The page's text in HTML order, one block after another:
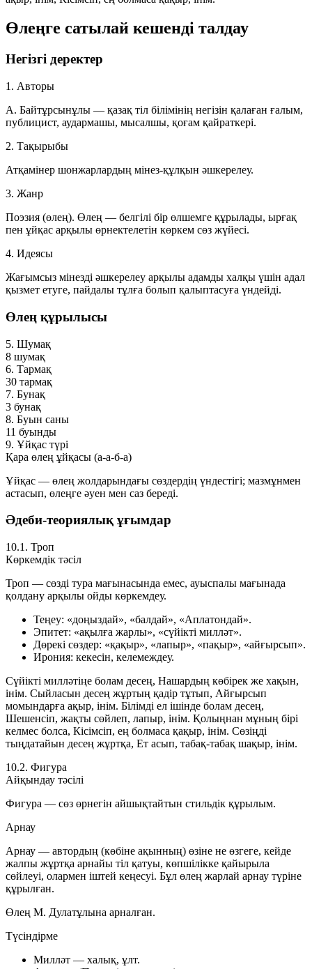
Өлеңге сатылай кешенді талдау
Негізгі деректер
1. Авторы
А. Байтұрсынұлы — қазақ тіл білімінің негізін қалаған ғалым,
публицист, аудармашы, мысалшы, қоғам қайраткері.
2. Тақырыбы
Атқамінер шонжарлардың мінез-құлқын әшкерелеу.
3. Жанр
Поэзия (өлең). Өлең — белгілі бір өлшемге құрылады, ырғақ
пен ұйқас арқылы өрнектелетін көркем сөз жүйесі.
4. Идеясы
Жағымсыз мінезді әшкерелеу арқылы адамды халқы үшін адал
қызмет етуге, пайдалы тұлға болып қалыптасуға үндейді.
Өлең құрылысы
5. Шумақ
8 шумақ
6. Тармақ
30 тармақ
7. Бунақ
3 бунақ
8. Буын саны
11 буынды
9. Ұйқас түрі
Қара өлең ұйқасы (а-а-б-а)
Ұйқас — өлең жолдарындағы сөздердің үндестігі; мазмұнмен
астасып, өлеңге әуен мен саз береді.
Әдеби-теориялық ұғымдар
10.1. Троп
Көркемдік тәсіл
Троп — сөзді тура мағынасында емес, ауыспалы мағынада
қолдану арқылы ойды көркемдеу.
Теңеу: «доңыздай», «балдай», «Аплатондай».
Эпитет: «ақылға жарлы», «сүйікті милләт».
Дөрекі сөздер: «қақыр», «лапыр», «пақыр», «айғырсып».
Ирония: кекесін, келемеждеу.
Сүйікті милләтіңе болам десең, Нашардың көбірек же хақын,
інім. Сыйласын десең жұртың қадір тұтып, Айғырсып
момындарға ақыр, інім. Білімді ел ішінде болам десең,
Шешенсіп, жақты сөйлеп, лапыр, інім. Қолыңнан мұның бірі
келмес болса, Кісімсіп, ең болмаса қақыр, інім. Сөзіңді
тыңдатайын десең жұртқа, Ет асып, табақ-табақ шақыр, інім.
10.2. Фигура
Айқындау тәсілі
Фигура — сөз өрнегін айшықтайтын стильдік құрылым.
Арнау
Арнау — автордың (көбіне ақынның) өзіне не өзгеге, кейде
жалпы жұртқа арнайы тіл қатуы, көпшілікке қайырыла
сөйлеуі, олармен іштей кеңесуі. Бұл өлең жарлай арнау түріне
құрылған.
Өлең М. Дулатұлына арналған.
Түсіндірме
Милләт — халық, ұлт.